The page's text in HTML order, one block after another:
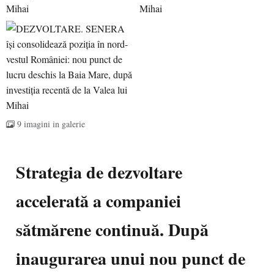
9 imagini in galerie
Strategia de dezvoltare
accelerată a companiei
sătmărene continuă. După
inaugurarea unui nou punct de